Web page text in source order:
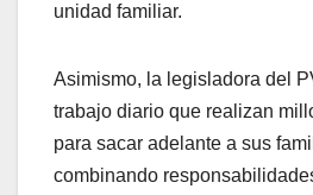
unidad familiar.
Asimismo, la legisladora del
trabajo diario que realizan
para sacar adelante a sus
combinando